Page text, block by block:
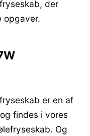
der
opgaver.
er en af
findes i vores
Og